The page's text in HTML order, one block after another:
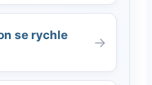
se rychle
→